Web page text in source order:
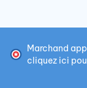
Marchand
cliquez ici